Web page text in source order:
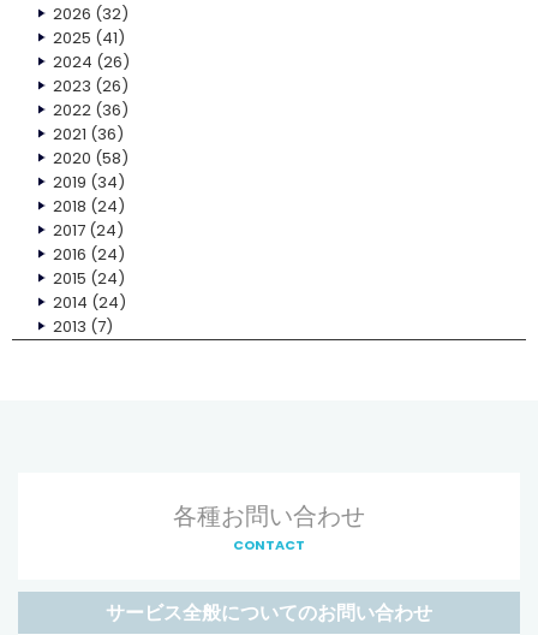
2026 (32)
2025 (41)
2024 (26)
2023 (26)
2022(36)
2021 (36)
2020 (58)
2019 (34)
2018 (24)
2017(24)
2016 (24)
2015 (24)
2014 (24)
2013 (7)
各種お問い合わせ
CONTACT
サービス全般についてのお問い合わせ